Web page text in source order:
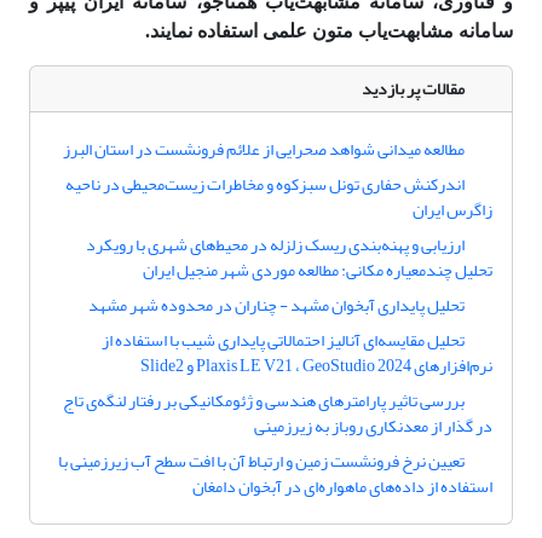
سامانه مشابهت‌یاب متون علمی استفاده نمایند.
مقالات پر بازدید
مطالعه میدانی شواهد صحرایی از علائم فرونشست در استان البرز
اندرکنش حفاری تونل سبزکوه و مخاطرات زیست‌محیطی در ناحیه
زاگرس ایران
ارزیابی و پهنه‌بندی ریسک زلزله در محیط‌های شهری با رویکرد
تحلیل چندمعیاره مکانی: مطالعه موردی شهر منجیل ایران
تحلیل پایداری آبخوان مشهد - چناران در محدوده شهر مشهد
تحلیل مقایسه‌ای آنالیز احتمالاتی پایداری شیب با استفاده از
نرم‌افزارهای Plaxis LE V21 ، GeoStudio 2024 و Slide2
بررسی تاثیر پارامترهای هندسی و ژئومکانیکی بر رفتار لنگه‌ی تاج
در گذار از معدنکاری روباز به زیرزمینی
تعیین نرخ فرونشست زمین و ارتباط آن با افت سطح آب زیرزمینی با
استفاده از داده‌های ماهواره‌ای در آبخوان دامغان